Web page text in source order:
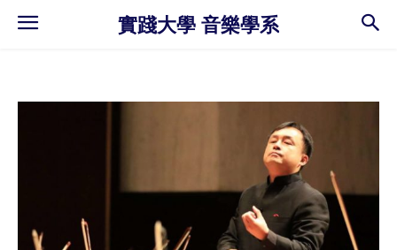
實踐大學 音樂學系